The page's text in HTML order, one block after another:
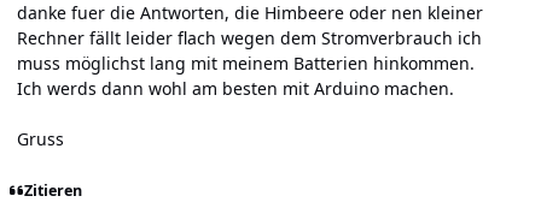
danke fuer die Antworten, die Himbeere oder nen kleiner
Rechner fällt leider flach wegen dem Stromverbrauch ich
muss möglichst lang mit meinem Batterien hinkommen.
Ich werds dann wohl am besten mit Arduino machen.
Gruss
Zitieren